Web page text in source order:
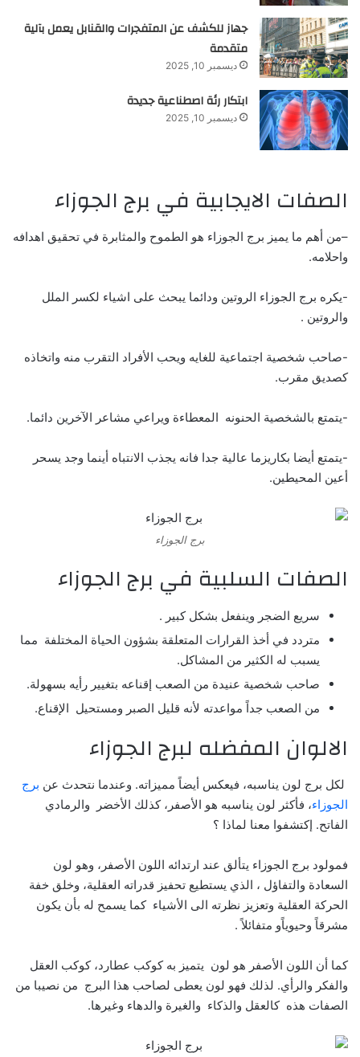
جهاز للكشف عن المتفجرات والقنابل يعمل بآلية
متقدمة
ديسمبر 10, 2025
ابتكار رئة اصطناعية جديدة
ديسمبر 10, 2025
الصفات الايجابية في برج الجوزاء
–من أهم ما يميز برج الجوزاء هو الطموح والمثابرة في تحقيق اهدافه
واحلامه.
-يكره برج الجوزاء الروتين ودائما يبحث على اشياء لكسر الملل
والروتين .
-صاحب شخصية اجتماعية للغايه ويحب الأفراد التقرب منه واتخاذه
كصديق مقرب.
-يتمتع بالشخصية الحنونه المعطاءة ويراعي مشاعر الآخرين دائما.
-يتمتع أيضا بكاريزما عالية جدا فانه يجذب الانتباه أينما وجد يسحر
أعين المحيطين.
برج الجوزاء
الصفات السلبية في برج الجوزاء
سريع الضجر وينفعل بشكل كبير .
متردد في أخذ القرارات المتعلقة بشؤون الحياة المختلفة مما
يسبب له الكثير من المشاكل.
صاحب شخصية عنيدة من الصعب إقناعه بتغيير رأيه بسهولة.
من الصعب جداً مواعدته لأنه قليل الصبر ومستحيل الإقناع.
الالوان المفضله لبرج الجوزاء
لكل برج لون يناسبه، فيعكس أيضاً مميزاته. وعندما نتحدث عن برج
الجوزاء، فأكثر لون يناسبه هو الأصفر، كذلك الأخضر والرمادي
الفاتح. إكتشفوا معنا لماذا ؟
فمولود برج الجوزاء يتألق عند ارتدائه اللون الأصفر، وهو لون
السعادة والتفاؤل ، الذي يستطيع تحفيز قدراته العقلية، وخلق خفة
الحركة العقلية وتعزيز نظرته الى الأشياء كما يسمح له بأن يكون
مشرقاً وحيوياًو متفائلاً .
كما أن اللون الأصفر هو لون يتميز به كوكب عطارد، كوكب العقل
والفكر والرأي. لذلك فهو لون يعطى لصاحب هذا البرج من نصيبا من
الصفات هذه كالعقل والذكاء والغيرة والدهاء وغيرها.